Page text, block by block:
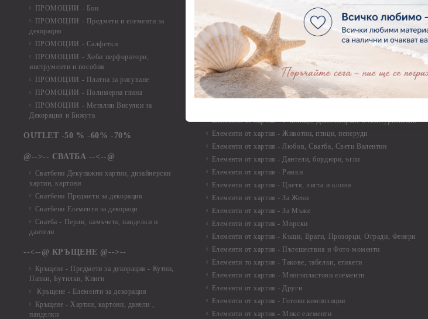
ПРОМОЦИИ - Бои
ПРОМОЦИИ - Предмети и елементи за
декорация
ПРОМОЦИИ - Салфетки
ПРОМОЦИИ - Хоби перфоратори,
инструменти и пособия
ПРОМОЦИИ - Платна за рисуване
ПРОМОЦИИ - Полимерна глина
ПРОМОЦИИ - Метални Висулки за
Декорация и Бижута
OUTLET -50 % -60% -70%
@-->-- СВАТБА --<--@
Сватбени Декупажни хартии, дизайнерски
хартии, картони
Сватбени Предмети за декорация
Сватбени Елементи за декораци
Сватба - Перли, камъчета, панделки и
дантели
--<--@ КРЪЩЕНЕ @-->--
Кръщене - Предмети за декорация - Кутии,
Папки, Бутилки, Книги
Кръщене - Елементи за декорация
Кръщене - Хартии, картони, данели ,
панделки
Дизайнерски хартии - 21,00 х 29,70 см
Дизайнерски хартии - 15.20 x 30.50 см.
Дизайнерски хартии - други
Дизайнерски хартии - Сватби
Дизайнерски хартии - Детски
Елементи от хартия
Елементи от хартия - Букви и Цифри за Банери
Елементи от хартия - Училище, Дипломиране и Абитуриентски
Елементи от хартия - Животни, птици, пеперуди
Елементи от хартия - Любов, Сватба, Свети Валентин
Елементи от хартия - Дантели, бордюри, ъгли
Елементи от хартия - Рамки
Елементи от хартия - Цветя, листа и клони
Елементи от хартия - За Жени
Елементи от хартия - За Мъже
Елементи от хартия - Морски
Елементи от хартия - Къщи, Врати, Прозорци, Огради, Фенери
Елементи от хартия - Пътешествия и Фото моменти
Елементи то хартия - Такове, табелки, етикети
Елементи от хартия - Многопластови елементи
Елементи от хартия - Други
Елементи от хартия - Готови композиции
Елементи от хартия - Микс елементи